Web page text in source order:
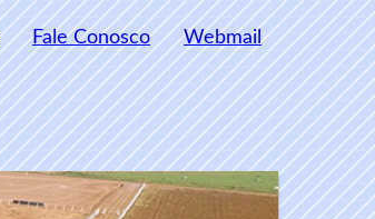
Fale Conosco Webmail